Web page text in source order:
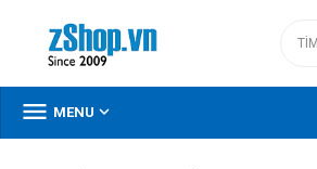
 MENU 